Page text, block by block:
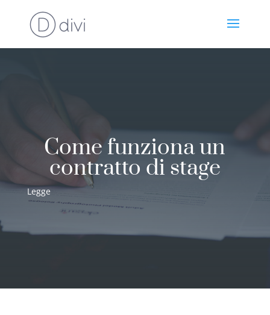
Come funziona un
contratto di stage
Legge